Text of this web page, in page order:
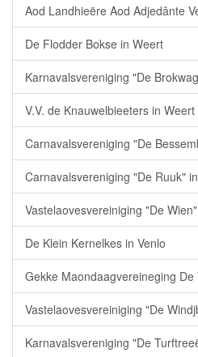
Aod Landhieëre Aod Adjedânte
De Flodder Bokse in Weert
Karnavalsvereniging "De
V.V. de Knauwelbieeters in Weert
Carnavalsvereniging "De
Carnavalsvereniging "De Ruuk"
Vastelaovesvereiniging "De
De Klein Kernelkes in Venlo
Gekke Maondaagvereineging De
Vastelaovesvereiniging "De
Karnavalsvereniging "De